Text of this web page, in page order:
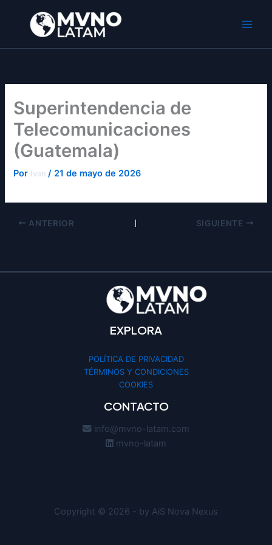
contenido
Superintendencia de
Telecomunicaciones
(Guatemala)
Por Ivan/ 21 de mayo de 2026
ANTERIOR SIGUIENTE
EXPLORA
POLÍTICA DE PRIVACIDAD
TÉRMINOS Y CONDICIONES
COOKIES
CONTACTO
info@mvno-latam.com
mvno-latam
Copyright © 2026 - by AiS Nova Nexus